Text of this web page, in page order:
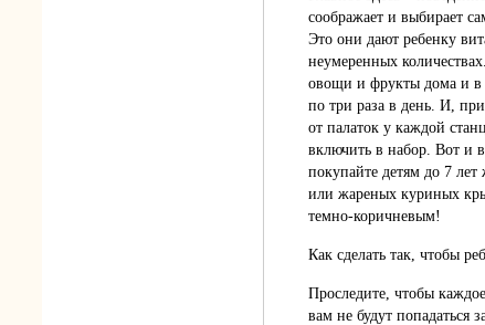
соображает и выбирает
Это они дают ребенку
неумеренных
овощи и фрукты дома и в
по три раза в день. И,
от палаток у каждой
включить в набор. Вот и
покупайте детям до 7
или жареных куриных
темно-коричневым!
Как сделать так, чтобы
Проследите, чтобы
вам не будут попадаться